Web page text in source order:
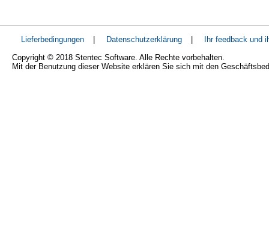
Lieferbedingungen Datenschutzerklärung
Ihr feedback und
Copyright © 2018 Stentec Software. Alle Rechte vorbehalten.
Mit der Benutzung dieser Website erklären Sie sich mit den